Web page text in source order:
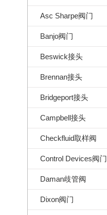
Asc Sharpe阀门
Banjo阀门
Beswick接头
Brennan接头
Bridgeport接头
Campbell接头
Checkfluid取样阀
Control Devices阀门
Daman歧管阀
Dixon阀门